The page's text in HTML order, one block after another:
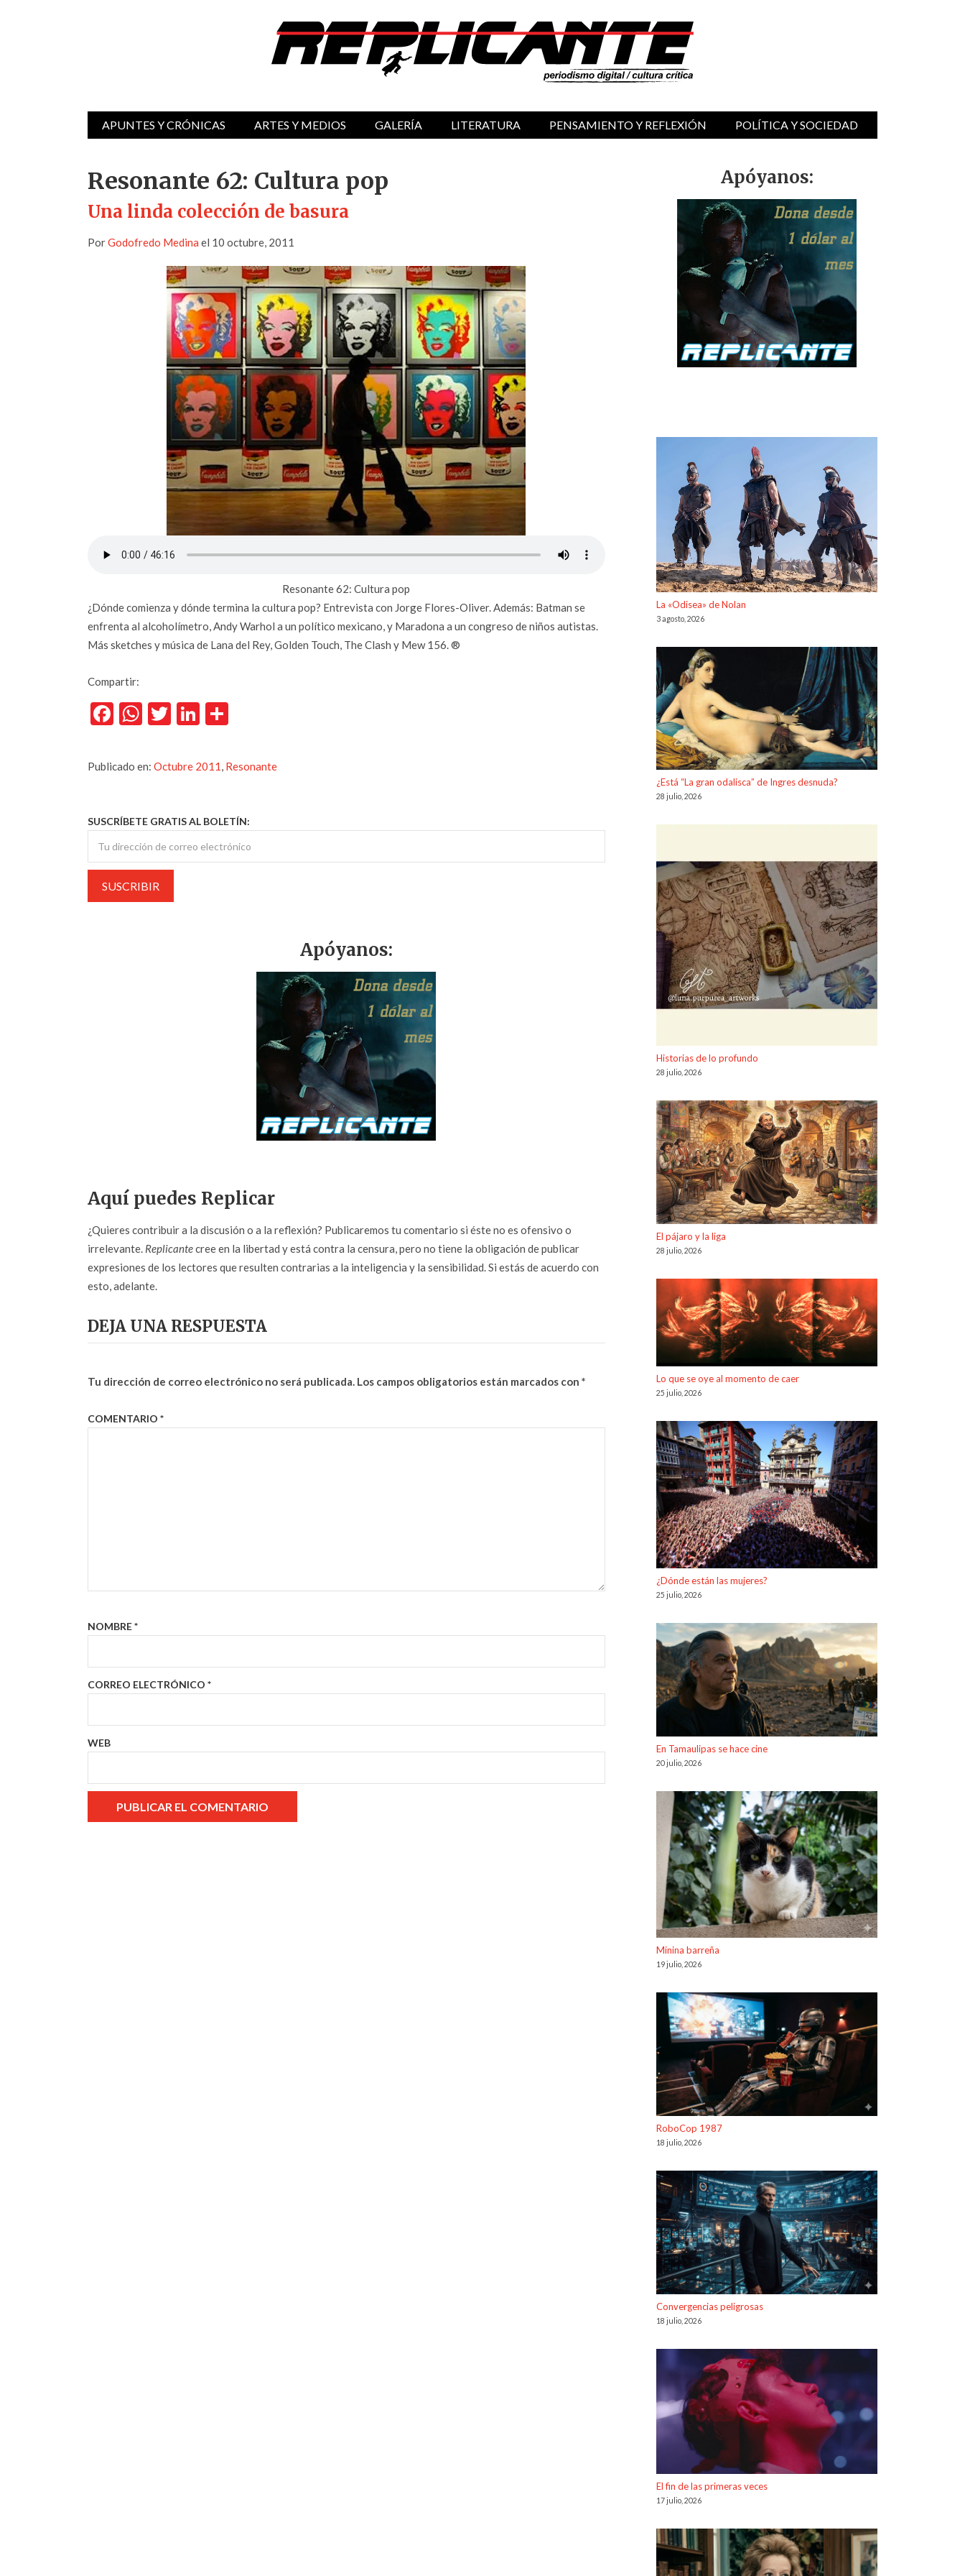
APUNTES Y CRÓNICAS ARTES Y MEDIOS GALERÍA LITERATURA PENSAMIENTO Y REFLEXIÓN POLÍTICA Y SOCIEDAD
Resonante 62: Cultura pop
Una linda colección de basura
PorGodofredo Medina el 10 octubre, 2011
Resonante 62: Cultura pop
¿Dónde comienza y dónde termina la cultura pop? Entrevista con Jorge Flores-Oliver. Además: Batman se
enfrenta al alcoholímetro, Andy Warhol a un político mexicano, y Maradona a un congreso de niños autistas.
Más sketches y música de Lana del Rey, Golden Touch, The Clash y Mew 156. ®
Compartir:
Facebook
WhatsApp
TwitterLinkedIn
Publicado en: Octubre 2011, Resonante
SUSCRÍBETE GRATIS AL BOLETÍN:
Apóyanos:
Aquí puedes Replicar
¿Quieres contribuir a la discusión o a la reflexión? Publicaremos tu comentario si éste no es ofensivo o
irrelevante. Replicantecree en la libertad y está contra la censura, pero no tiene la obligación de publicar
expresiones de los lectores que resulten contrarias a la inteligencia y la sensibilidad. Si estás de acuerdo con
esto, adelante.
DEJA UNA RESPUESTA
Tu dirección de correo electrónico no será publicada. Los campos obligatorios están marcados con *
COMENTARIO *
NOMBRE*
CORREO ELECTRÓNICO *
WEB
Apóyanos:
La «Odisea» de Nolan
3 agosto, 2026
¿Está “La gran odalisca” de Ingres desnuda?
28 julio, 2026
Historias de lo profundo
28 julio, 2026
El pájaro y la liga
28 julio, 2026
Lo que se oye al momento de caer
25 julio, 2026
¿Dónde están las mujeres?
25 julio, 2026
En Tamaulipas se hace cine
20 julio, 2026
Minina barreña
19 julio, 2026
RoboCop 1987
18 julio, 2026
Convergencias peligrosas
18 julio, 2026
El fin de las primeras veces
17 julio, 2026